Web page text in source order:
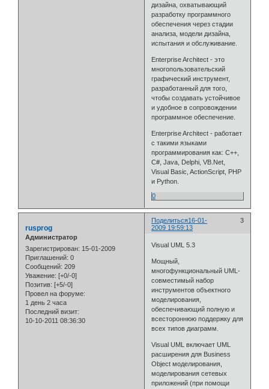
дизайна, охватывающий
разработку программного
обеспечения через стадии
анализа, модели дизайна,
испытания и обслуживание.
Enterprise Architect - это
многопользовательский
графический инструмент,
разработанный для того,
чтобы создавать устойчивое
и удобное в сопровождении
программное обеспечение.
Enterprise Architect - работает
с такими языками
программирования как: C++,
C#, Java, Delphi, VB.Net,
Visual Basic, ActionScript, PHP
и Python.
0
Поделиться 3
16-01-
2009 19:59:13
rusprog
Администратор
Зарегистрирован: 15-01-2009
Приглашений: 0
Сообщений: 209
Уважение: [+0/-0]
Позитив: [+5/-0]
Провел на форуме:
1 день 2 часа
Последний визит:
10-10-2011 08:36:30
Visual UML 5.3
Мощный,
многофункциональный UML-
совместимый набор
инструментов объектного
моделирования,
обеспечивающий полную и
всестороннюю поддержку для
всех типов диаграмм.
Visual UML включает UML
расширения для Business
Object моделирования,
моделирования сетевых
приложений (при помощи